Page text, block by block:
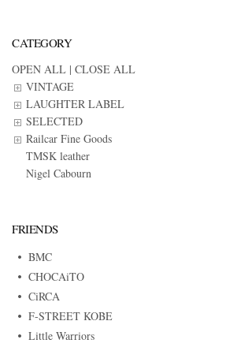
CATEGORY
OPEN ALL | CLOSE ALL
VINTAGE
LAUGHTER LABEL
SELECTED
Railcar Fine Goods
TMSK leather
Nigel Cabourn
FRIENDS
BMC
CHOCAiTO
CiRCA
F-STREET KOBE
Little Warriors